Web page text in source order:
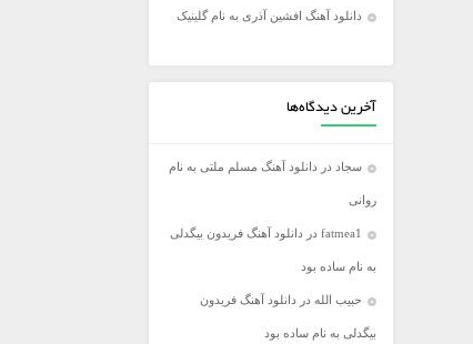
مجید خراطها
محسن ابراهیم زاده
محسن یگانه
محمد رضا گلزار
محمد علیزاده
مرتضی اشرفی
مرتضی سرمدی
مهدی جهانی
دانلود آهنگ افشین آذری به نام گلینیک
آخرین دیدگاه‌ها
سجاد در دانلود آهنگ مسلم ملتی به نام
روانی
fatmea1 در دانلود آهنگ فریدون بیگدلی
به نام ساده بود
حبیب الله در دانلود آهنگ فریدون
بیگدلی به نام ساده بود